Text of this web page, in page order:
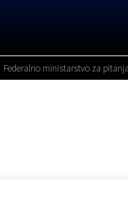
Federalno ministarstvo za